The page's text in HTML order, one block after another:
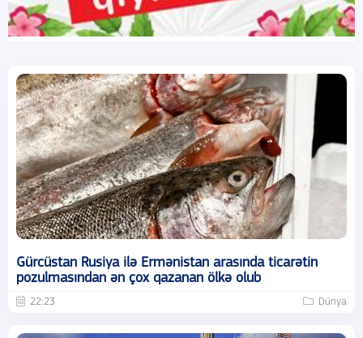
Gürcüstan Rusiya ilə Ermənistan arasında ticarətin
pozulmasından ən çox qazanan ölkə olub
22:23 Dünya